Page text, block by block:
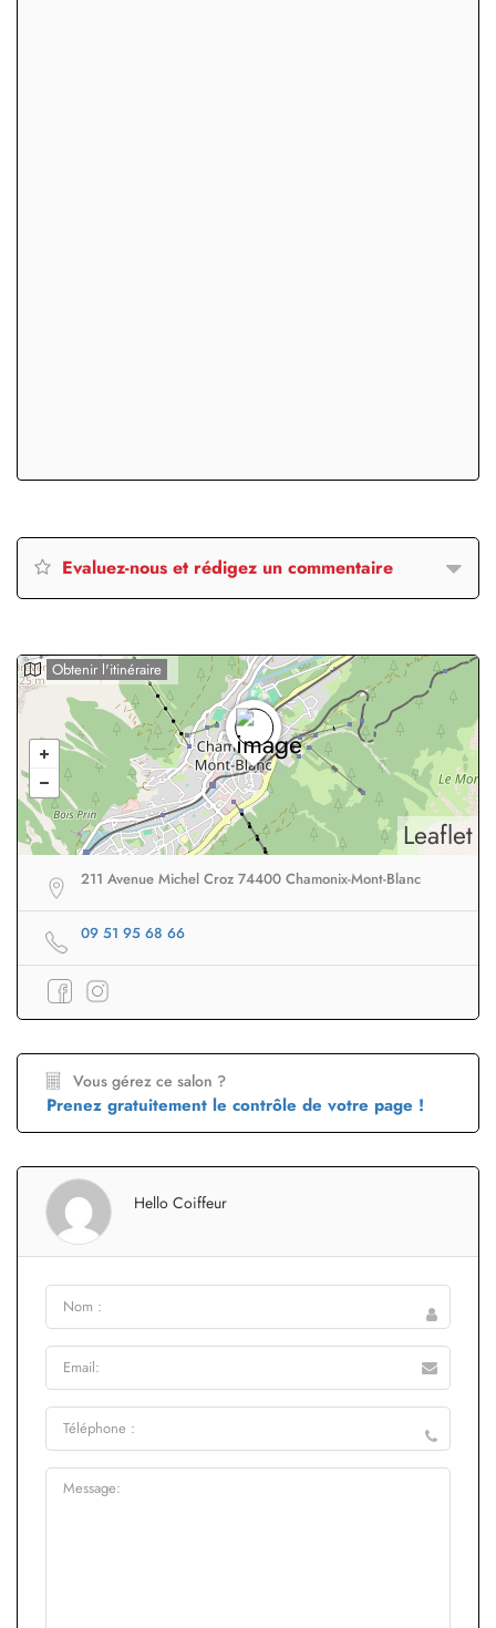
Evaluez-nous et rédigez un commentaire
Leaflet
Obtenir l'itinéraire
211 Avenue Michel Croz 74400 Chamonix-Mont-Blanc
09 51 95 68 66
Vous gérez ce salon ?
Prenez gratuitement le contrôle de votre page !
Hello Coiffeur